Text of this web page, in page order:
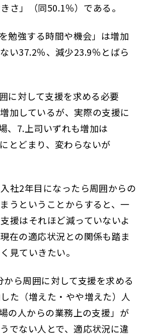
さ」（同50.1％）である。
勉強する時間や機会」は増加
い37.2％、減少23.9％とばら
に対して支援を求める必要
加しているが、実際の支援に
、7.上司いずれも増加は
とどまり、変わらないが
社2年目になったら周囲からの
うということからすると、一
援はそれほど減っていないよ
在の適応状況との関係も踏ま
見ていきたい。
ら周囲に対して支援を求める
た（増えた・やや増えた）人
の人からの業務上の支援」が
でない人とで、適応状況に違